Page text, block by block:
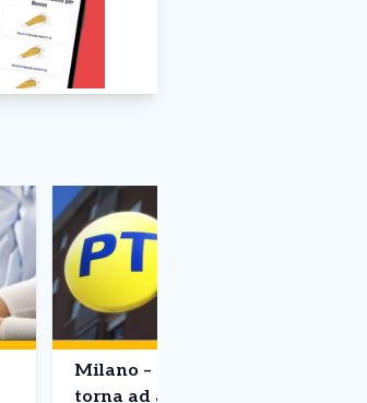
Milano – Poste Italiane
torna ad assumere: